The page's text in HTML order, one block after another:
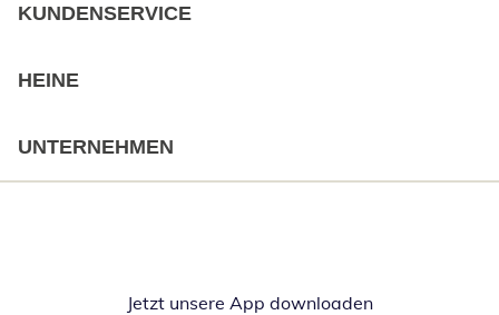
KUNDENSERVICE
HEINE
UNTERNEHMEN
Jetzt unsere App downloadenÖffnet in